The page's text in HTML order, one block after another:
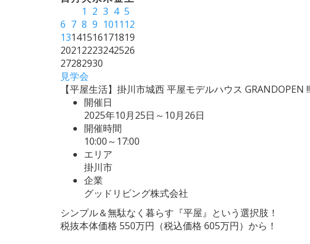
1 2 3 4 5
6 7 8 9 1011 12
13141516171819
20212223242526
27282930
見学会
【平屋生活】掛川市城西 平屋モデルハウス GRANDOPEN !!
開催日
2025年10月25日～10月26日
開催時間
10:00～17:00
エリア
掛川市
企業
グッドリビング株式会社
シンプル＆無駄なく暮らす『平屋』という選択肢！
税抜本体価格 550万円（税込価格 605万円）から！